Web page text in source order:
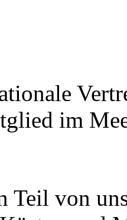
im
Teil von